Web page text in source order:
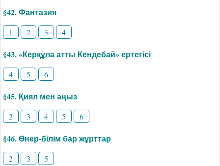
§42. Фантазия
1 2 3 4
§43. «Керқұла атты Кендебай» ертегісі
4 5 6
§45. Қиял мен аңыз
2 3 4 5 6
§46. Өнер-білім бар жұрттар
2 3 5